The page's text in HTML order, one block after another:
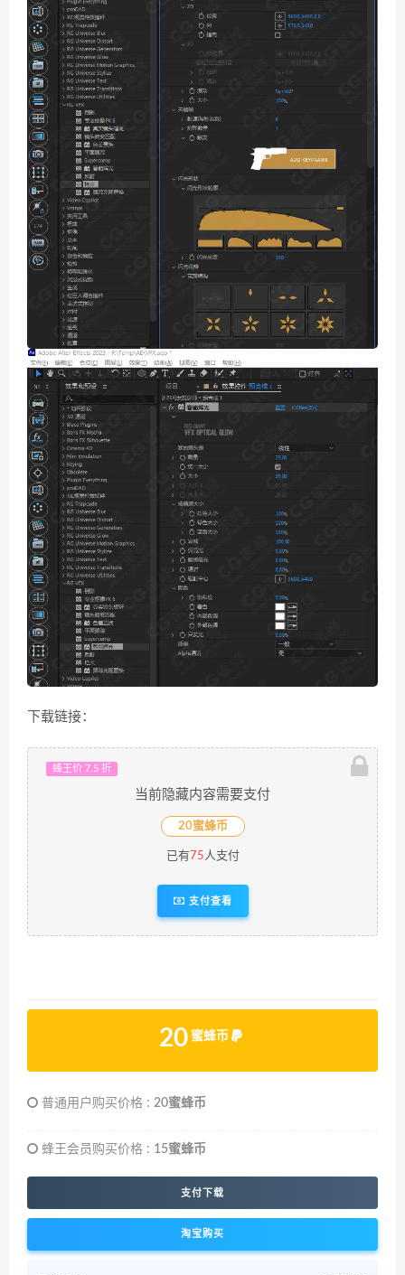
下载链接：
蜂王价 7.5 折
当前隐藏内容需要支付
20蜜蜂币
已有 75人支付
支付查看
20 蜜蜂币
普通用户购买价格 : 20蜜蜂币
蜂王会员购买价格 : 15蜜蜂币
支付下载
淘宝购买